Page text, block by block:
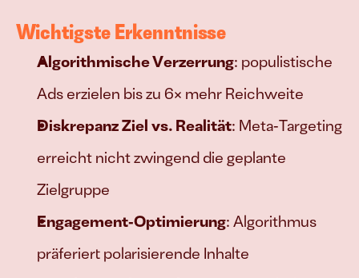
Wichtigste Erkenntnisse
Algorithmische Verzerrung: populistische
Ads erzielen bis zu 6× mehr Reichweite
Diskrepanz Ziel vs. Realität: Meta‑Targeting
erreicht nicht zwingend die geplante
Zielgruppe
Engagement‑Optimierung: Algorithmus
präferiert polarisierende Inhalte